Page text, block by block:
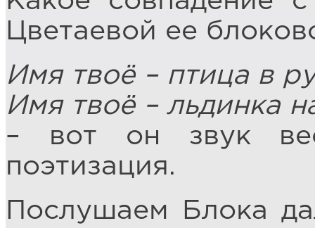
Цветаевой ее
Имя твоё – птица в
Имя твоё – льдинка
– вот он звук
поэтизация.
Послушаем Блока